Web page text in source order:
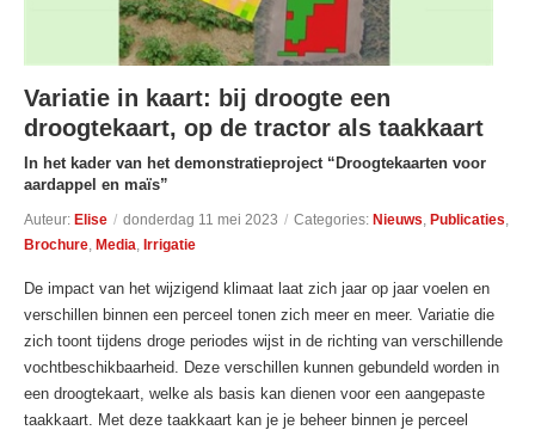
Variatie in kaart: bij droogte een
droogtekaart, op de tractor als taakkaart
In het kader van het demonstratieproject “Droogtekaarten voor
aardappel en maïs”
Auteur: Elise / donderdag 11 mei 2023 / Categories: Nieuws Publicaties
Brochure Media Irrigatie
De impact van het wijzigend klimaat laat zich jaar op jaar voelen en
verschillen binnen een perceel tonen zich meer en meer. Variatie die
zich toont tijdens droge periodes wijst in de richting van verschillende
vochtbeschikbaarheid. Deze verschillen kunnen gebundeld worden in
een droogtekaart, welke als basis kan dienen voor een aangepaste
taakkaart. Met deze taakkaart kan je je beheer binnen je perceel